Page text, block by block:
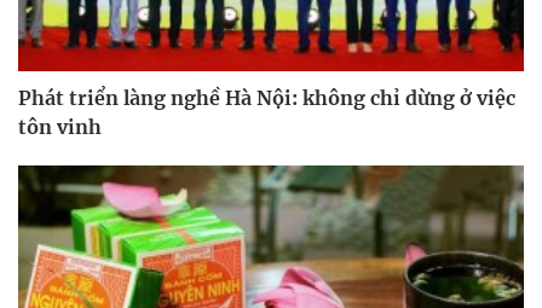
Phát triển làng nghề Hà Nội: không chỉ dừng ở việc
tôn vinh